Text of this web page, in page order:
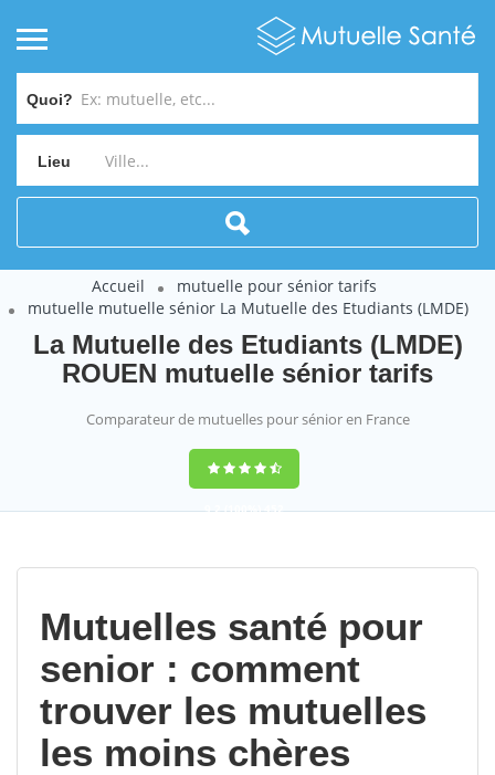
Quoi?
Lieu
Accueil
mutuelle pour sénior tarifs
mutuelle mutuelle sénior La Mutuelle des Etudiants (LMDE)
La Mutuelle des Etudiants (LMDE)
ROUEN mutuelle sénior tarifs
Comparateur de mutuelles pour sénior en France
9,2(100%)452
Mutuelles santé pour
senior : comment
trouver les mutuelles
les moins chères